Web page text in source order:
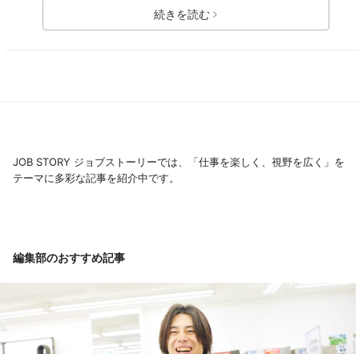
続きを読む
JOB STORY ジョブストーリーでは、「仕事を楽しく、視野を広く」を
テーマに多彩な記事を紹介中です。
編集部のおすすめ記事